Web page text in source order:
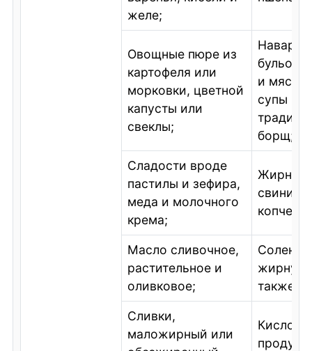
желе;
Овощные пюре из
картофеля или
морковки, цветной
капусты или
свеклы;
и мяса,
супы
борщ;
Сладости вроде
пастилы и зефира,
меда и молочного
крема;
Жирное
свинины
Масло сливочное,
растительное и
оливковое;
жирную
также
Сливки,
маложирный или